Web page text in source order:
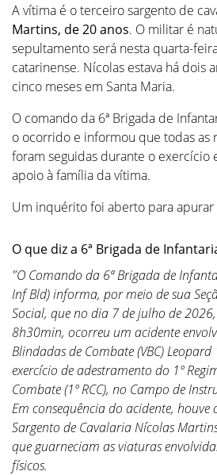
A vítima é o terceiro sargento de
Martins, de 20 anos. O militar é
sepultamento será nesta quarta-
catarinense. Nícolas estava há dois
cinco meses em Santa Maria.
O comando da 6ª Brigada de
o ocorrido e informou que todas as
foram seguidas durante o exercício
apoio à família da vítima.
Um inquérito foi aberto para apurar
O que diz a 6ª Brigada de
"O Comando da 6ª Brigada de
Inf Bld) informa, por meio de sua
Social, que no dia 7 de julho de
8h30min, ocorreu um acidente
Blindadas de Combate (VBC)
exercício de adestramento do 1º
Combate (1º RCC), no Campo de
Em consequência do acidente, houve
Sargento de Cavalaria Nícolas
que guarneciam as viaturas
físicos.